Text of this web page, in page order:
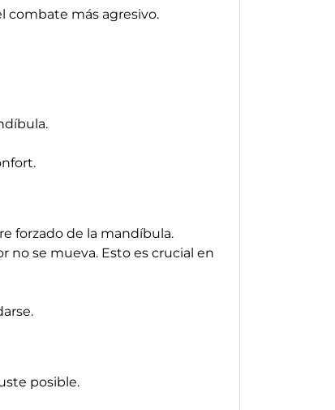
combate más agresivo.
forzado de la mandíbula.
no se mueva. Esto es crucial en
posible.